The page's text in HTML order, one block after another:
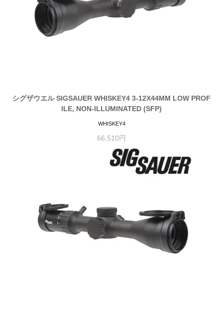
シグザウエル SIGSAUER WHISKEY4 3-12X44MM LOW PROF
ILE, NON-ILLUMINATED (SFP)
WHISKEY4
66,510円